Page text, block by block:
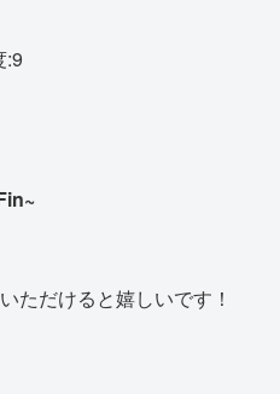
:9
ただけると嬉しいです！